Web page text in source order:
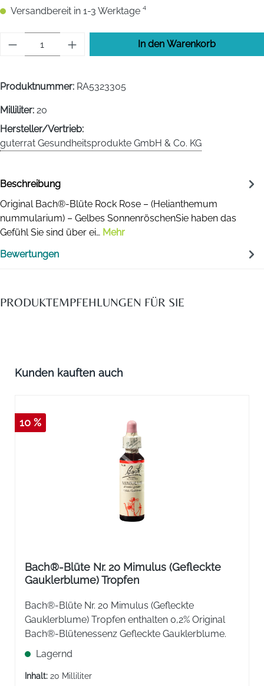
Versandbereit in 1-3 Werktage ⁴
Produkt Anzahl: Gib den gewünschten
In den Warenkorb
Produktnummer: RA5323305
Milliliter: 20
Hersteller/Vertrieb:
guterrat Gesundheitsprodukte GmbH & Co. KG
Beschreibung
Original Bach®-Blüte Rock Rose – (Helianthemum
nummularium) – Gelbes SonnenröschenSie haben das
Gefühl Sie sind über ei… Mehr
Bewertungen
PRODUKTEMPFEHLUNGEN FÜR SIE
Produktgalerie überspringen
Kunden kauften auch
10 %
Bach®-Blüte Nr. 20 Mimulus (Gefleckte
Gauklerblume) Tropfen
Bach®-Blüte Nr. 20 Mimulus (Gefleckte
Gauklerblume) Tropfen enthalten 0,2% Original
Bach®-Blütenessenz Gefleckte Gauklerblume.
Lagernd
Inhalt: 20 Milliliter